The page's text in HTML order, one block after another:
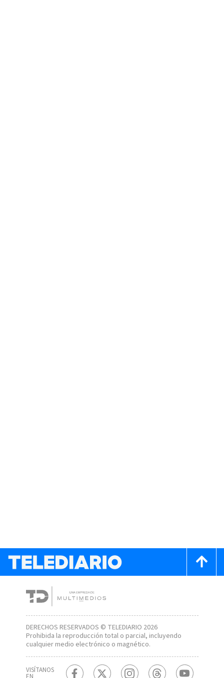
DERECHOS RESERVADOS © TELEDIARIO 2026
Prohibida la reproducción total o parcial, incluyendo
cualquier medio electrónico o magnético.
VISÍTANOS